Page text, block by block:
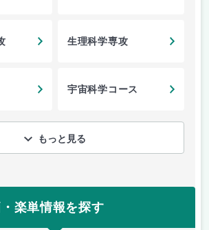
生理科学専攻
宇宙科学コース
もっと見る
楽単情報を探す